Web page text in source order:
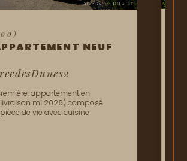
de-Poitou (86170)
DE-POITOU,
NEUF T2 DE
POITOU, appartements neufs livrés en
par un promoteur local. Pour
ou résidence principale, ce...